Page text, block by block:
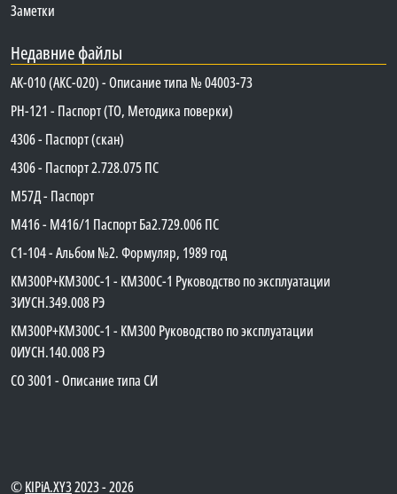
Заметки
Недавние файлы
АК-010 (АКС-020) - Описание типа № 04003-73
PH-121 - Паспорт (ТО, Методика поверки)
4306 - Паспорт (скан)
4306 - Паспорт 2.728.075 ПС
М57Д - Паспорт
М416 - М416/1 Паспорт Ба2.729.006 ПС
C1-104 - Альбом №2. Формуляр, 1989 год
КМ300Р+КМ300С-1 - КМ300C-1 Руководство по эксплуатации
3ИУСН.349.008 РЭ
КМ300Р+КМ300С-1 - КМ300 Руководство по эксплуатации
0ИУСН.140.008 РЭ
СО 3001 - Описание типа СИ
©KIPiA.XY32023 - 2026